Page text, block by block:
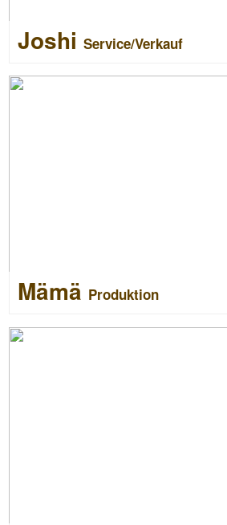
Joshi Service/Verkauf
Mämä Produktion